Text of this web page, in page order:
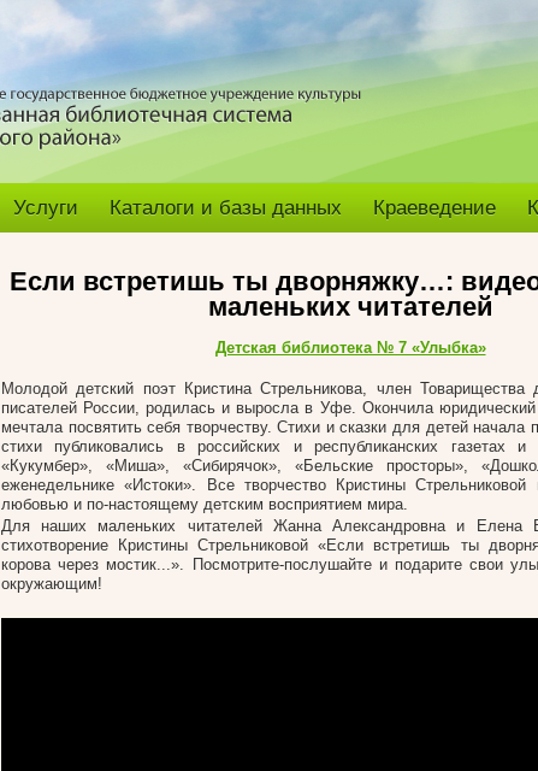
Услуги Каталоги и базы данных Краеведение
Если встретишь ты дворняжку…:
маленьких читателей
Детская библиотека № 7 «Улыбка»
Молодой детский поэт Кристина Стрельникова, член Товарищества
писателей России, родилась и выросла в Уфе. Окончила юридический
мечтала посвятить себя творчеству. Стихи и сказки для детей начала
стихи публиковались в российских и республиканских газетах и
«Кукумбер», «Миша», «Сибирячок», «Бельские просторы»,
еженедельнике «Истоки». Все творчество Кристины Стрельниковой
любовью и по-настоящему детским восприятием мира.
Для наших маленьких читателей Жанна Александровна и Елена
стихотворение Кристины Стрельниковой «Если встретишь ты
корова через мостик...». Посмотрите-послушайте и подарите свои
окружающим!